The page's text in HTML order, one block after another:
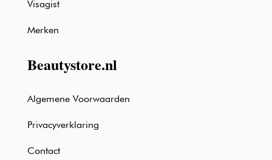
Visagist
Merken
Beautystore.nl
Algemene Voorwaarden
Privacyverklaring
Contact